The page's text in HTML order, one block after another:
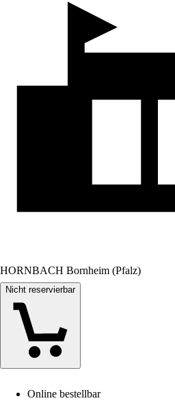
HORNBACH Bornheim (Pfalz)
Nicht reservierbar
Online bestellbar